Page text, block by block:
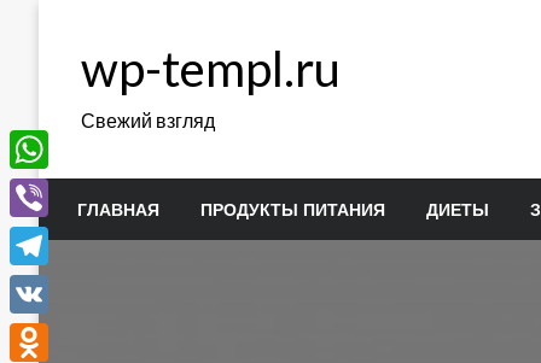
содержимомуwp-templ.ru
Свежий взгляд
ГЛАВНАЯ ПРОДУКТЫ ПИТАНИЯ ДИЕТЫ
WhatsApp
Viber
Telegram
VK